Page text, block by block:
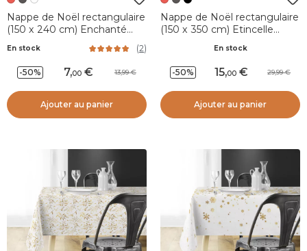
Nappe de Noël rectangulaire
(150 x 240 cm) Enchanté
En stock (2)
-50% 7,00 13,99
Ajouter au panier
Nappe de Noël rectangulaire
(150 x 350 cm) Etincelle
En stock
-50% 15,00 29,99
Ajouter au panier